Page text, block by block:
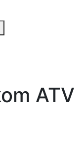
ATV